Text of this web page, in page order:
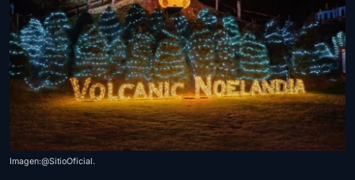
Imagen:@SitioOficial.